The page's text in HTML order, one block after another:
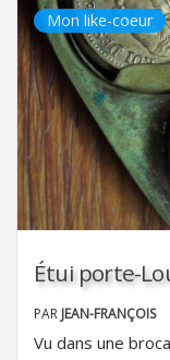
Mon like-coeur
Étui porte-
PAR JEAN-FRANÇOIS
Vu dans une